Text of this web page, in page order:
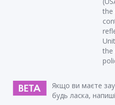
the
the
Якщо ви маєте
будь ласка,